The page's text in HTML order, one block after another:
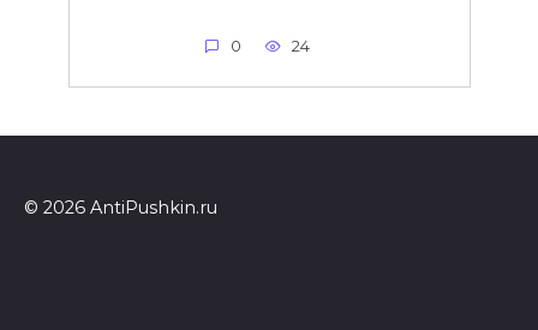
0 24
© 2026 AntiPushkin.ru